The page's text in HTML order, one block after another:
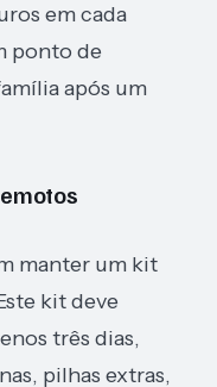
em cada
ponto de
após um
manter um kit
kit deve
três dias,
pilhas extras,